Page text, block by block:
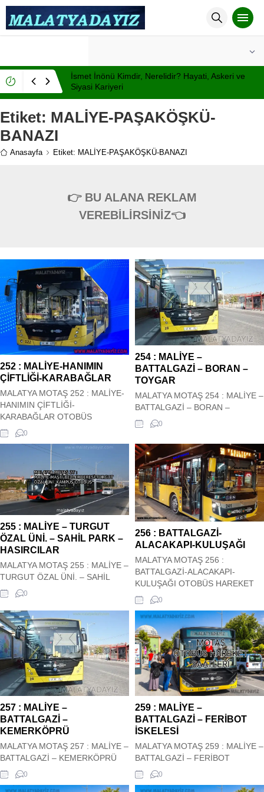
İsmet İnönü Kimdir, Nerelidir? Hayati, Askeri ve
Siyasi Kariyeri
Etiket: MALİYE-PAŞAKÖŞKÜ-
BANAZI
Anasayfa Etiket: MALİYE-PAŞAKÖŞKÜ-BANAZI
👉 BU ALANA REKLAM
VEREBİLİRSİNİZ👈
252 : MALİYE-HANIMIN
ÇİFTLİĞİ-KARABAĞLAR
MALATYA MOTAŞ 252 : MALİYE-
HANIMIN ÇİFTLİĞİ-
KARABAĞLAR OTOBÜS
HAREKET SAATLERİ Malatya
Motaş Şehir içi 252 : MALİYE-
HANIMIN ÇİFTLİĞİ-
KARABAĞLAR Otobüs Kalkış
saatleri siz değerli
ziyaretçilerimizin hizmetindedir.
Hareket saatleri güncel olup
sitemiz tarafından güncel olarak
çekilmektedir. 252 : MALİYE-
HANIMIN ÇİFTLİĞİ-
KARABAĞLAR OTOBÜS
0
254 : MALİYE –
BATTALGAZİ – BORAN –
TOYGAR
MALATYA MOTAŞ 254 : MALİYE –
BATTALGAZİ – BORAN –
TOYGAR OTOBÜS HAREKET
SAATLERİ Malatya Motaş Şehir içi
254 : MALİYE – BATTALGAZİ –
BORAN – TOYGAR Otobüs Kalkış
saatleri siz değerli
ziyaretçilerimizin hizmetindedir.
Hareket saatleri güncel olup
sitemiz tarafından güncel olarak
çekilmektedir. 254 : MALİYE –
0
255 : MALİYE – TURGUT
ÖZAL ÜNİ. – SAHİL PARK –
HASIRCILAR
MALATYA MOTAŞ 255 : MALİYE –
TURGUT ÖZAL ÜNİ. – SAHİL
PARK – HASIRCILAR OTOBÜS
HAREKET SAATLERİ Malatya
Motaş Şehir içi 255 : MALİYE –
TURGUT ÖZAL ÜNİ. – SAHİL
PARK – HASIRCILAR Otobüs
Kalkış saatleri siz değerli
ziyaretçilerimizin hizmetindedir.
Hareket saatleri güncel olup
sitemiz tarafından güncel olarak
çekilmektedir. ...
0
256 : BATTALGAZİ-
ALACAKAPI-KULUŞAĞI
MALATYA MOTAŞ 256 :
BATTALGAZİ-ALACAKAPI-
KULUŞAĞI OTOBÜS HAREKET
SAATLERİ Malatya Motaş Şehir içi
256 : BATTALGAZİ-ALACAKAPI-
KULUŞAĞI Otobüs Kalkış saatleri
siz değerli ziyaretçilerimizin
hizmetindedir. Hareket saatleri
güncel olup sitemiz tarafından
güncel olarak çekilmektedir. 256 :
BATTALGAZİ-ALACAKAPI-
KULUŞAĞI OTOBÜS HAREKET
SAATLERİ
0
257 : MALİYE –
BATTALGAZİ –
KEMERKÖPRÜ
MALATYA MOTAŞ 257 : MALİYE –
BATTALGAZİ – KEMERKÖPRÜ
OTOBÜS HAREKET SAATLERİ
Malatya Motaş Şehir içi 257 :
0
259 : MALİYE –
BATTALGAZİ – FERİBOT
İSKELESİ
MALATYA MOTAŞ 259 : MALİYE –
BATTALGAZİ – FERİBOT
İSKELESİ OTOBÜS HAREKET
SAATLERİ Malatya Motaş Şehir içi
0